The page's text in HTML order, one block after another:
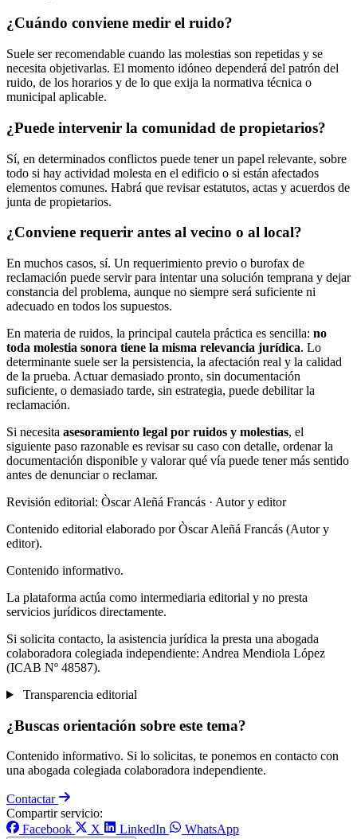
¿Cuándo conviene medir el ruido?
Suele ser recomendable cuando las molestias son repetidas y se
necesita objetivarlas. El momento idóneo dependerá del patrón del
ruido, de los horarios y de lo que exija la normativa técnica o
municipal aplicable.
¿Puede intervenir la comunidad de propietarios?
Sí, en determinados conflictos puede tener un papel relevante, sobre
todo si hay actividad molesta en el edificio o si están afectados
elementos comunes. Habrá que revisar estatutos, actas y acuerdos de
junta de propietarios.
¿Conviene requerir antes al vecino o al local?
En muchos casos, sí. Un requerimiento previo o burofax de
reclamación puede servir para intentar una solución temprana y dejar
constancia del problema, aunque no siempre será suficiente ni
adecuado en todos los supuestos.
En materia de ruidos, la principal cautela práctica es sencilla: no
toda molestia sonora tiene la misma relevancia jurídica. Lo
determinante suele ser la persistencia, la afectación real y la calidad
de la prueba. Actuar demasiado pronto, sin documentación
suficiente, o demasiado tarde, sin estrategia, puede debilitar la
reclamación.
Si necesita asesoramiento legal por ruidos y molestias, el
siguiente paso razonable es revisar su caso con detalle, ordenar la
documentación disponible y valorar qué vía puede tener más sentido
antes de denunciar o reclamar.
Revisión editorial: Òscar Aleñá Francás · Autor y editor
Contenido editorial elaborado por Òscar Aleñá Francás (Autor y
editor).
Contenido informativo.
La plataforma actúa como intermediaria editorial y no presta
servicios jurídicos directamente.
Si solicita contacto, la asistencia jurídica la presta una abogada
colaboradora colegiada independiente: Andrea Mendiola López
(ICAB Nº 48587).
Transparencia editorial
¿Buscas orientación sobre este tema?
Contenido informativo. Si lo solicitas, te ponemos en contacto con
una abogada colegiada colaboradora independiente.
Contactar
Compartir servicio:
Facebook
X LinkedIn WhatsApp